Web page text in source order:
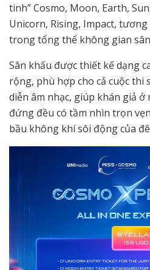
tinh” Cosmo, Moon, Earth,
Unicorn, Rising, Impact,
trong tổng thể không gian
Sân khấu được thiết kế dạng
rộng, phù hợp cho cả cuộc thi
diễn âm nhạc, giúp khán giả
đứng đều có tầm nhìn trọn
bầu không khí sôi động của